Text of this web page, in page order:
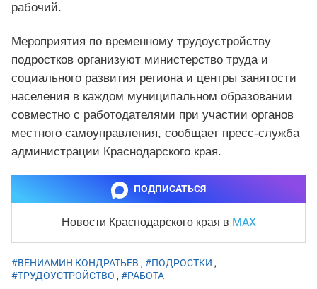
рабочий.
Мероприятия по временному трудоустройству
подростков организуют министерство труда и
социального развития региона и центры занятости
населения в каждом муниципальном образовании
совместно с работодателями при участии органов
местного самоуправления, сообщает пресс-служба
администрации Краснодарского края.
ПОДПИСАТЬСЯ
Новости Краснодарского края в MAX
#ВЕНИАМИН КОНДРАТЬЕВ , #ПОДРОСТКИ ,
#ТРУДОУСТРОЙСТВО , #РАБОТА